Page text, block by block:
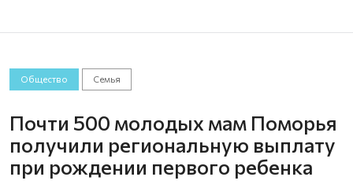
Общество Семья
Почти 500 молодых мам Поморья
получили региональную выплату
при рождении первого ребенка